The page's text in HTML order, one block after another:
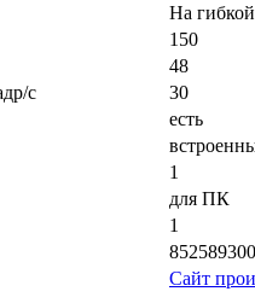
На
150
48
с
30
есть
1
для ПК
1
Сайт